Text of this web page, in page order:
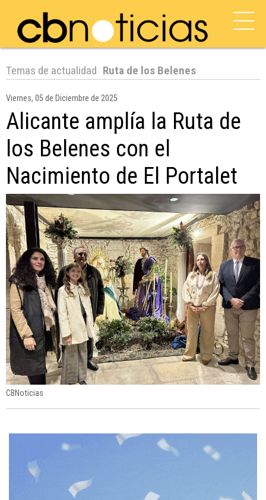
Temas de actualidad Ruta de los Belenes
Viernes, 05 de Diciembre de 2025
Alicante amplía la Ruta de
los Belenes con el
Nacimiento de El Portalet
CBNoticias